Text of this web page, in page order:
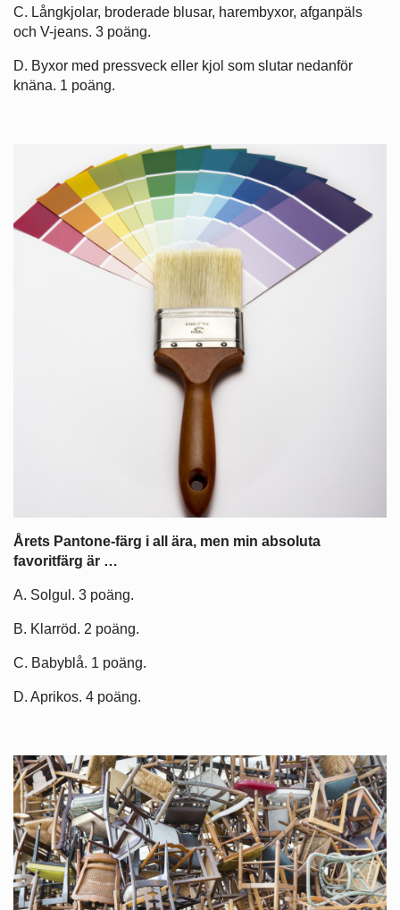
C. Långkjolar, broderade blusar, harembyxor, afganpäls
och V-jeans. 3 poäng.
D. Byxor med pressveck eller kjol som slutar nedanför
knäna. 1 poäng.
Årets Pantone-färg i all ära, men min absoluta
favoritfärg är …
A. Solgul. 3 poäng.
B. Klarröd. 2 poäng.
C. Babyblå. 1 poäng.
D. Aprikos. 4 poäng.